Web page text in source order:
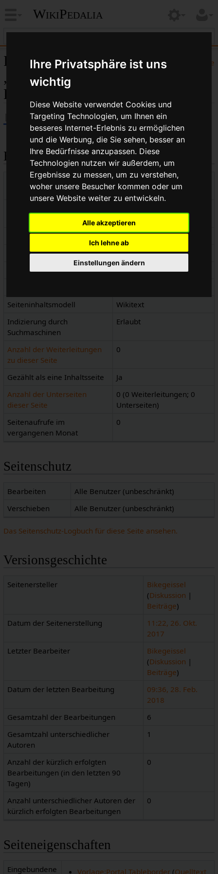
Ihre Privatsphäre ist uns
wichtig
Diese Website verwendet Cookies und
Targeting Technologien, um Ihnen ein
besseres Internet-Erlebnis zu ermöglichen
und die Werbung, die Sie sehen, besser an
Ihre Bedürfnisse anzupassen. Diese
Technologien nutzen wir außerdem, um
Ergebnisse zu messen, um zu verstehen,
woher unsere Besucher kommen oder um
unsere Website weiter zu entwickeln.
Alle akzeptieren
Ich lehne ab
Einstellungen ändern
WikiPedalia
Hilfe
Informationen zu
„Fahrradcomputer
Einstellungsgruppe A“
Basisinformationen
Anzeigetitel
Fahrradcomputer
Einstellungsgruppe A
Einstellungsgruppe A
Seitenlänge (in Bytes)
1.393
Namensraumkennnummer
0
Seitenkennnummer
4046
Seiteninhaltsmodell
Wikitext
Indizierung durch
Suchmaschinen
Erlaubt
Anzahl der Weiterleitungen
zu dieser Seite
0
Gezählt als eine Inhaltsseite
Ja
Anzahl der Unterseiten
dieser Seite
0 (0 Weiterleitungen; 0
Unterseiten)
Seitenaufrufe im
vergangenen Monat
0
Seitenschutz
Bearbeiten
Alle Benutzer (unbeschränkt)
Verschieben
Alle Benutzer (unbeschränkt)
Das Seitenschutz-Logbuch für diese Seite ansehen.
Versionsgeschichte
Seitenersteller
Bikegeissel
(Diskussion |
Beiträge)
Datum der Seitenerstellung
11:22, 26. Okt.
2017
Letzter Bearbeiter
Bikegeissel
(Diskussion |
Beiträge)
Datum der letzten Bearbeitung
09:36, 28. Feb.
2018
Gesamtzahl der Bearbeitungen
6
Gesamtzahl unterschiedlicher
Autoren
1
Anzahl der kürzlich erfolgten
Bearbeitungen (in den letzten 90
Tagen)
0
Anzahl unterschiedlicher Autoren der
kürzlich erfolgten Bearbeitungen
0
Seiteneigenschaften
Eingebundene Vorlage:Portal Tableborder(Quelltext